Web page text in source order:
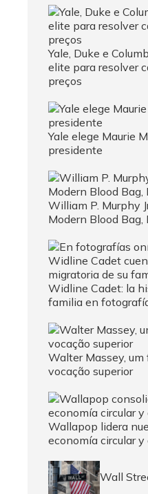
Yale, Duke e
elite para resolver
preços
Yale elege Maurie
presidente
William P. Murphy
Modern Blood
Widline Cadet: la
familia en
Walter Massey, um
vocação superior
Wallapop lidera
economía circular
Wall